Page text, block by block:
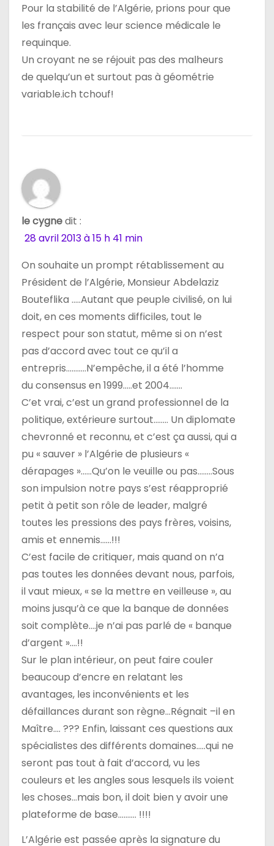
Pour la stabilité de l’Algérie, prions pour que
les français avec leur science médicale le
requinque.
Un croyant ne se réjouit pas des malheurs
de quelqu’un et surtout pas à géométrie
variable.ich tchouf!
le cygnedit :
28 avril 2013 à 15 h 41 min
On souhaite un prompt rétablissement au
Président de l’Algérie, Monsieur Abdelaziz
Bouteflika …..Autant que peuple civilisé, on lui
doit, en ces moments difficiles, tout le
respect pour son statut, même si on n’est
pas d’accord avec tout ce qu’il a
entrepris………..N’empêche, il a été l’homme
du consensus en 1999…..et 2004…….
C’et vrai, c’est un grand professionnel de la
politique, extérieure surtout..…… Un diplomate
chevronné et reconnu, et c’est ça aussi, qui a
pu « sauver » l’Algérie de plusieurs «
dérapages »……Qu’on le veuille ou pas……..Sous
son impulsion notre pays s’est réapproprié
petit à petit son rôle de leader, malgré
toutes les pressions des pays frères, voisins,
amis et ennemis……!!!
C’est facile de critiquer, mais quand on n’a
pas toutes les données devant nous, parfois,
il vaut mieux, « se la mettre en veilleuse », au
moins jusqu’à ce que la banque de données
soit complète….je n’ai pas parlé de « banque
d’argent »….!!
Sur le plan intérieur, on peut faire couler
beaucoup d’encre en relatant les
avantages, les inconvénients et les
défaillances durant son règne…Régnait –il en
Maître…. ??? Enfin, laissant ces questions aux
spécialistes des différents domaines…..qui ne
seront pas tout à fait d’accord, vu les
couleurs et les angles sous lesquels ils voient
les choses…mais bon, il doit bien y avoir une
plateforme de base………. !!!!
L’Algérie est passée après la signature du